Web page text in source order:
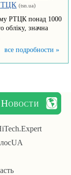
ТЦК (tsn.ua)
РТЦК понад 1000
обліку, значна
все подробности »
Новости